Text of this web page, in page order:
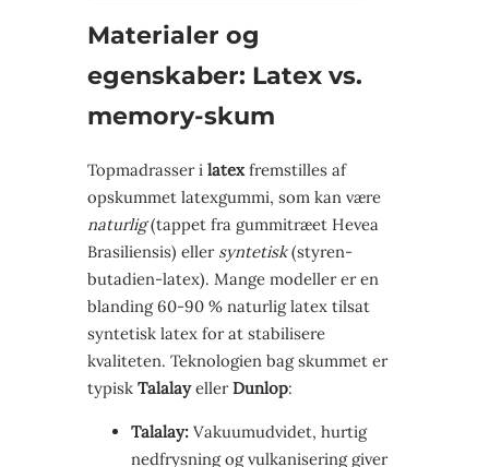
Materialer og
egenskaber: Latex vs.
memory-skum
Topmadrasser i latexfremstilles af
opskummet latexgummi, som kan være
naturlig(tappet fra gummitræet Hevea
Brasiliensis) eller syntetisk(styren-
butadien-latex). Mange modeller er en
blanding 60-90 % naturlig latex tilsat
syntetisk latex for at stabilisere
kvaliteten. Teknologien bag skummet er
typisk TalalayellerDunlop:
Talalay: Vakuumudvidet, hurtig
nedfrysning og vulkanisering giver